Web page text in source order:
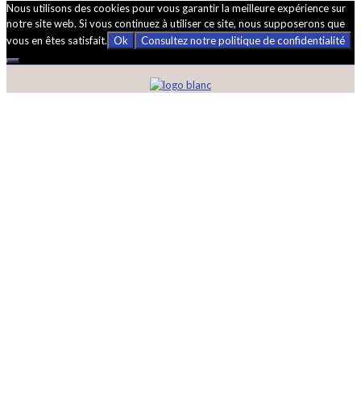
Nous utilisons des cookies pour vous garantir la meilleure expérience sur
notre site web. Si vous continuez à utiliser ce site, nous supposerons que
vous en êtes satisfait. Ok Consultez notre politique de confidentialité